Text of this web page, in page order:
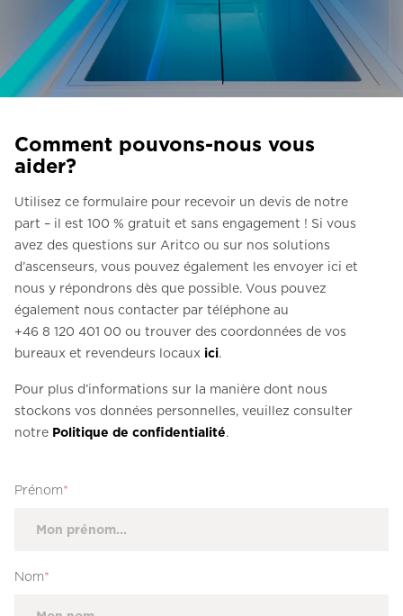
Contactez-nous
Demander un devis
FAQ
FR
Comment pouvons-nous vous
aider?
Utilisez ce formulaire pour recevoir un devis de notre
part – il est 100 % gratuit et sans engagement ! Si vous
avez des questions sur Aritco ou sur nos solutions
d’ascenseurs, vous pouvez également les envoyer ici et
nous y répondrons dès que possible. Vous pouvez
également nous contacter par téléphone au
+46 8 120 401 00 ou trouver des coordonnées de vos
bureaux et revendeurs locaux ici.
Pour plus d’informations sur la manière dont nous
stockons vos données personnelles, veuillez consulter
notre Politique de confidentialité.
Prénom*
Nom*